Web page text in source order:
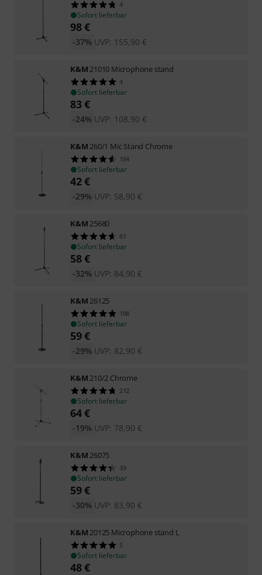
4
Sofort lieferbar
98€
UVP: 155,90 €
-37%
K&M 21010 Microphone stand
4
Sofort lieferbar
83€
UVP: 108,90 €
-24%
K&M 260/1 Mic Stand Chrome
154
Sofort lieferbar
42€
UVP: 58,90 €
-29%
K&M 25680
61
Sofort lieferbar
58€
UVP: 84,90 €
-32%
K&M 26125
108
Sofort lieferbar
59€
UVP: 82,90 €
-29%
K&M 210/2 Chrome
212
Sofort lieferbar
64€
UVP: 78,90 €
-19%
K&M 26075
39
Sofort lieferbar
59€
UVP: 83,90 €
-30%
K&M 20125 Microphone stand L
5
Sofort lieferbar
48€